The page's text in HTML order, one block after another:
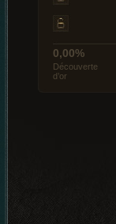
0,00%
Découverte
d’or